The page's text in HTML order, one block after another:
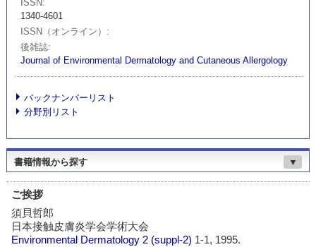
ISSN
1340-4601
ISSN（オンライン）
後雑誌
Journal of Environmental Dermatology and Cutaneous Allergology
バックナンバーリスト
分野別リスト
書籍情報から探す ▼
ご挨拶
須貝哲郎
日本接触皮膚炎学会学術大会
Environmental Dermatology 2 (suppl-2) 1-1, 1995.